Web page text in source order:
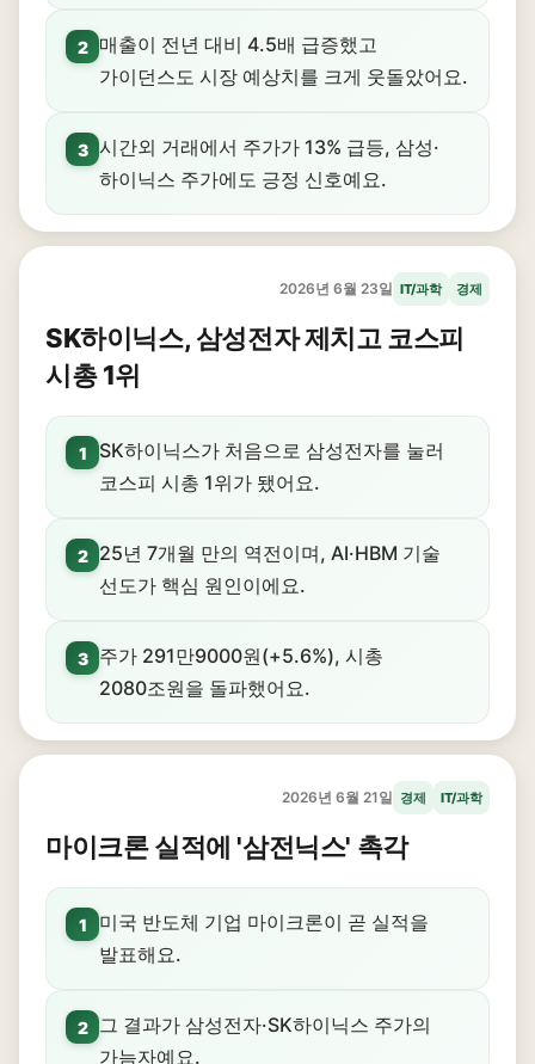
2
매출이 전년 대비 4.5배 급증했고
가이던스도 시장 예상치를 크게 웃돌았어요.
3 시간외 거래에서 주가가 13% 급등, 삼성·
하이닉스 주가에도 긍정 신호예요.
2026년 6월 23일 IT/과학 경제
SK하이닉스, 삼성전자 제치고 코스피
시총 1위
1
SK하이닉스가 처음으로 삼성전자를 눌러
코스피 시총 1위가 됐어요.
2
25년 7개월 만의 역전이며, AI·HBM 기술
선도가 핵심 원인이에요.
3
주가 291만9000원(+5.6%), 시총
2080조원을 돌파했어요.
2026년 6월 21일 경제 IT/과학
마이크론 실적에 '삼전닉스' 촉각
1
미국 반도체 기업 마이크론이 곧 실적을
발표해요.
2
그 결과가 삼성전자·SK하이닉스 주가의
가늠자예요.